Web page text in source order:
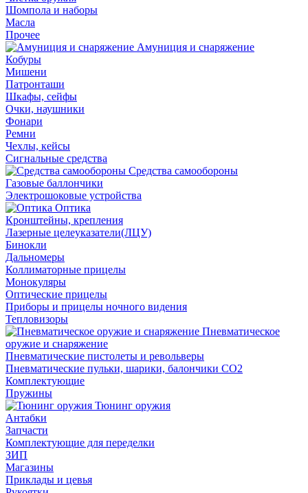
Шомпола и наборы
Масла
Прочее
Амуниция и снаряжение
Кобуры
Мишени
Патронташи
Шкафы, сейфы
Очки, наушники
Фонари
Ремни
Чехлы, кейсы
Сигнальные средства
Средства самообороны
Газовые баллончики
Электрошоковые устройства
Оптика
Кронштейны, крепления
Лазерные целеуказатели(ЛЦУ)
Бинокли
Дальномеры
Коллиматорные прицелы
Монокуляры
Оптические прицелы
Приборы и прицелы ночного видения
Тепловизоры
Пневматическое
оружие и снаряжение
Пневматические пистолеты и револьверы
Пневматические пульки, шарики, балончики CO2
Комплектующие
Пружины
Тюнинг оружия
Антабки
Запчасти
Комплектующие для переделки
ЗИП
Магазины
Приклады и цевья